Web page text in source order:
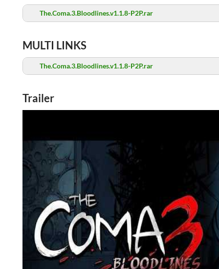
The.Coma.3.Bloodlines.v1.1.8-P2P.rar
MULTI LINKS
The.Coma.3.Bloodlines.v1.1.8-P2P.rar
Trailer